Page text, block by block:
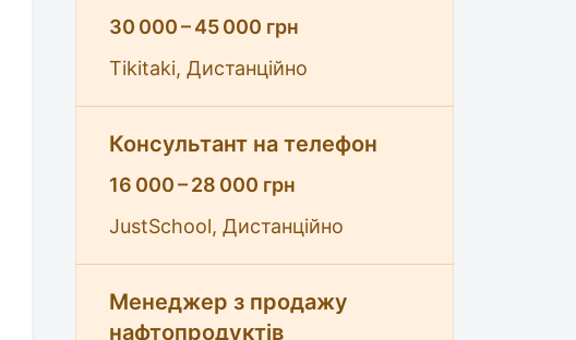
30 000 – 45 000 грн
Tikitaki, Дистанційно
Консультант на телефон
16 000 – 28 000 грн
JustSchool, Дистанційно
Менеджер з продажу
нафтопродуктів